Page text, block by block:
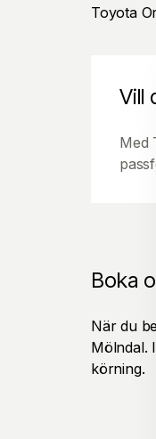
Toyota
Vill
Med
Boka
När du
Mölndal.
körning.